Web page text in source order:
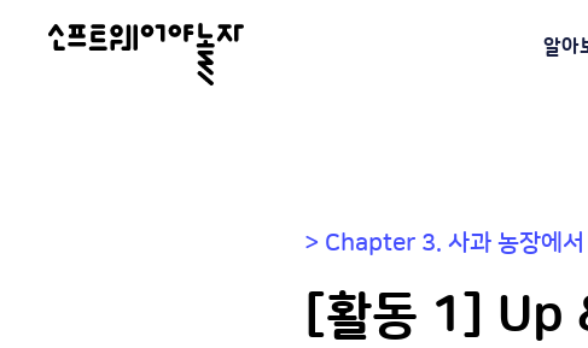
소
알아
> Chapter 3. 사과 농장에서
[활동 1] Up